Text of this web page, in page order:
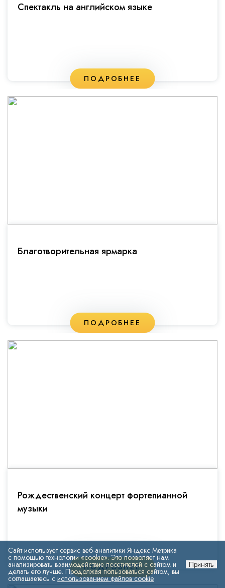
Спектакль на английском языке
ПОДРОБНЕЕ
Благотворительная ярмарка
ПОДРОБНЕЕ
Рождественский концерт фортепианной
музыки
ПОДРОБНЕЕ
Сайт использует сервис веб-аналитики Яндекс Метрика
с помощью технологии «cookie». Это позволяет нам
анализировать взаимодействие посетителей с сайтом и
делать его лучше. Продолжая пользоваться сайтом, вы
соглашаетесь сиспользованием файлов cookie
Принять